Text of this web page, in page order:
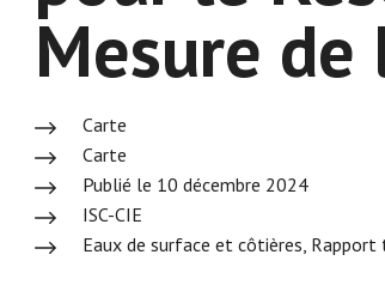
Mesure de
Carte
Carte
Publié le 10 décembre 2024
ISC-CIE
Eaux de surface et côtières, Rapport